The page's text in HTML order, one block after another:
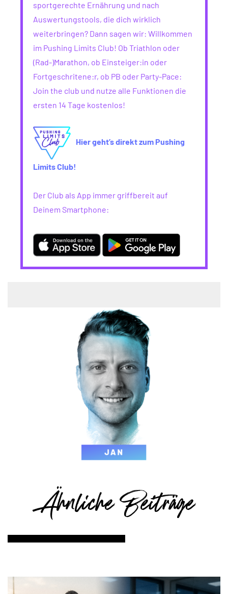
sportgerechte Ernährung und nach
Auswertungstools, die dich wirklich
weiterbringen? Dann sagen wir: Willkommen
im Pushing Limits Club! Ob Triathlon oder
(Rad-)Marathon, ob Einsteiger:in oder
Fortgeschritene:r, ob PB oder Party-Pace:
Join the club und nutze alle Funktionen die
ersten 14 Tage kostenlos!
Hier geht’s direkt zum Pushing
Limits Club!
Der Club als App immer griffbereit auf
Deinem Smartphone:
Ähnliche Beiträge